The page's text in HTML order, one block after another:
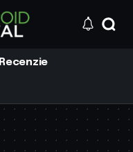
Recenzie